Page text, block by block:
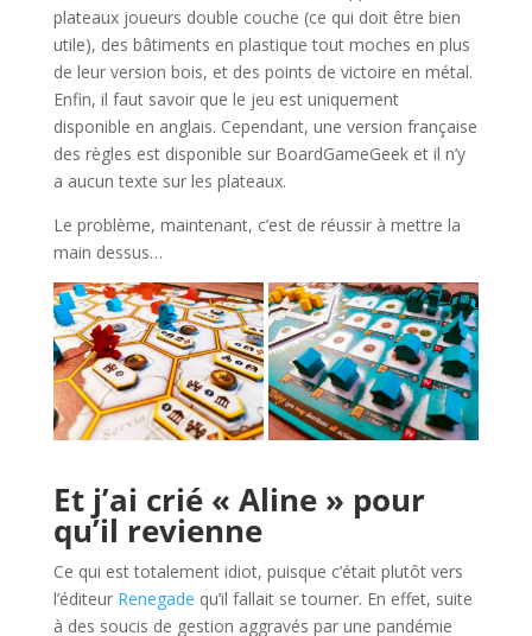
plateaux joueurs double couche (ce qui doit être bien
utile), des bâtiments en plastique tout moches en plus
de leur version bois, et des points de victoire en métal.
Enfin, il faut savoir que le jeu est uniquement
disponible en anglais. Cependant, une version française
des règles est disponible sur BoardGameGeek et il n’y
a aucun texte sur les plateaux.
Le problème, maintenant, c’est de réussir à mettre la
main dessus…
Et j’ai crié « Aline » pour
qu’il revienne
Ce qui est totalement idiot, puisque c’était plutôt vers
l’éditeur Renegade qu’il fallait se tourner. En effet, suite
à des soucis de gestion aggravés par une pandémie